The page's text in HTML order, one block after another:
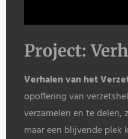
Project:
Verhalen van het
opoffering van
verzamelen en te
maar een blijvende plek